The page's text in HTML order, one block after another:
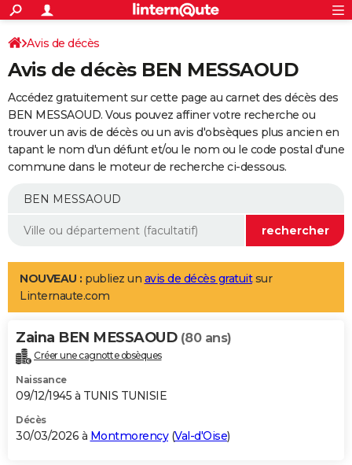
ACTUALITÉS
Politique
Société
Faits Divers
Education
Monde
Villes
+
SPORT
Coupe du monde 2026
Football
Tennis
Cyclisme
Rugby
Forum
Programme TV
TNT
Streaming
Cinéma
Sorties cinéma
Musique
+
FINANCE
Retraite
Epargne
Immobilier
Risques naturels par ville
Assurance
AUTO
Essais
Réserver un essai
Citadines
Berlines
SUV
Forum auto
+
Mobiles
Meilleur smartphone
Internet
Ordinateurs
Jeux vidéo
Guide high-tech
Aménagement intérieur
LIFESTYLE
Art de vivre
Bien-être
Loisirs
Mode
Modes de vie
Alimentation
Guide de la santé
Maladies
Médicaments
Sommeil
VOYAGE
Destinations
City break
Voyage nature
Voyage de noces
Forum
Climat
+PHOTO
GUIDES D'ACHAT
BONS PLANS
Avis de décès
Avis de décès BEN MESSAOUD
Accédez gratuitement sur cette page au carnet des décès des
BEN MESSAOUD. Vous pouvez affiner votre recherche ou
trouver un avis de décès ou un avis d'obsèques plus ancien en
tapant le nom d'un défunt et/ou le nom ou le code postal d'une
commune dans le moteur de recherche ci-dessous.
NOUVEAU : publiez un avis de décès gratuitsur
Linternaute.com
Zaina BEN MESSAOUD (80 ans)
Créer une cagnotte obsèques
Naissance
09/12/1945 à TUNIS TUNISIE
Décès
30/03/2026 à Montmorency(Val-d'Oise)